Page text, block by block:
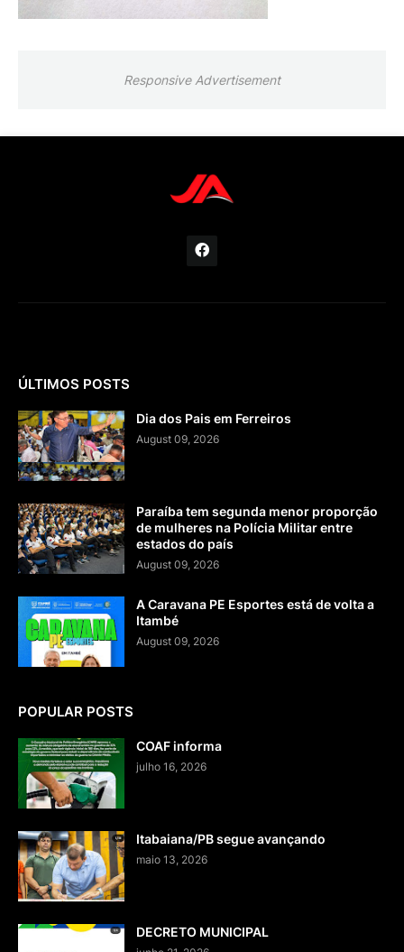
Responsive Advertisement
ÚLTIMOS POSTS
Dia dos Pais em Ferreiros
August 09, 2026
Paraíba tem segunda menor proporção
de mulheres na Polícia Militar entre
estados do país
August 09, 2026
A Caravana PE Esportes está de volta a
Itambé
August 09, 2026
POPULAR POSTS
COAF informa
julho 16, 2026
Itabaiana/PB segue avançando
maio 13, 2026
DECRETO MUNICIPAL